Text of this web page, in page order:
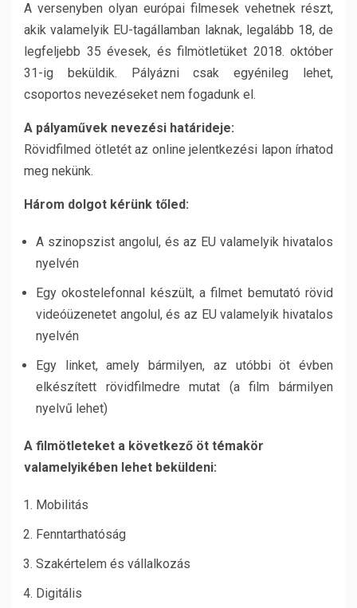
A versenyben olyan európai filmesek vehetnek részt,
akik valamelyik EU-tagállamban laknak, legalább 18, de
legfeljebb 35 évesek, és filmötletüket 2018. október
31-ig beküldik. Pályázni csak egyénileg lehet,
csoportos nevezéseket nem fogadunk el.
A pályaművek nevezési határideje:
Rövidfilmed ötletét az online jelentkezési lapon írhatod
meg nekünk.
Három dolgot kérünk tőled:
A szinopszist angolul, és az EU valamelyik hivatalos
nyelvén
Egy okostelefonnal készült, a filmet bemutató rövid
videóüzenetet angolul, és az EU valamelyik hivatalos
nyelvén
Egy linket, amely bármilyen, az utóbbi öt évben
elkészített rövidfilmedre mutat (a film bármilyen
nyelvű lehet)
A filmötleteket a következő öt témakör
valamelyikében lehet beküldeni:
Mobilitás
Fenntarthatóság
Szakértelem és vállalkozás
Digitális